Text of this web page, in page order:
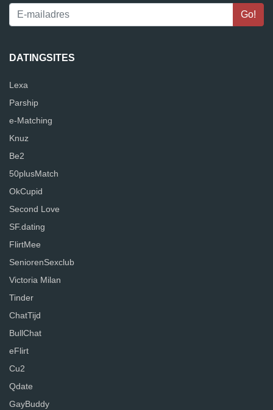
DATINGSITES
Lexa
Parship
e-Matching
Knuz
Be2
50plusMatch
OkCupid
Second Love
SF.dating
FlirtMee
SeniorenSexclub
Victoria Milan
Tinder
ChatTijd
BullChat
eFlirt
Cu2
Qdate
GayBuddy